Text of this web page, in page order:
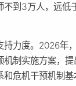
到3万人，远低
力度。2026年
制实施方案，
危机干预机制基